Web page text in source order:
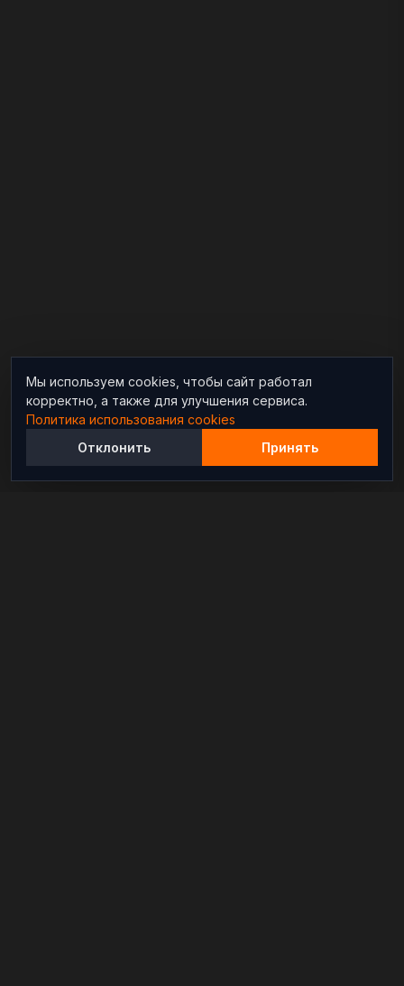
Мы используем cookies, чтобы сайт работал
корректно, а также для улучшения сервиса.
Политика использования cookies
Отклонить
Принять